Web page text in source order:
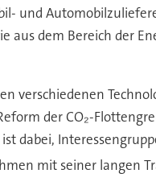
und
aus dem Bereich der
verschiedenen
der CO₂-
dabei,
mit seiner langen